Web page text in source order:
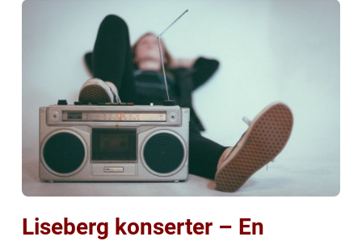
Liseberg konserter – En